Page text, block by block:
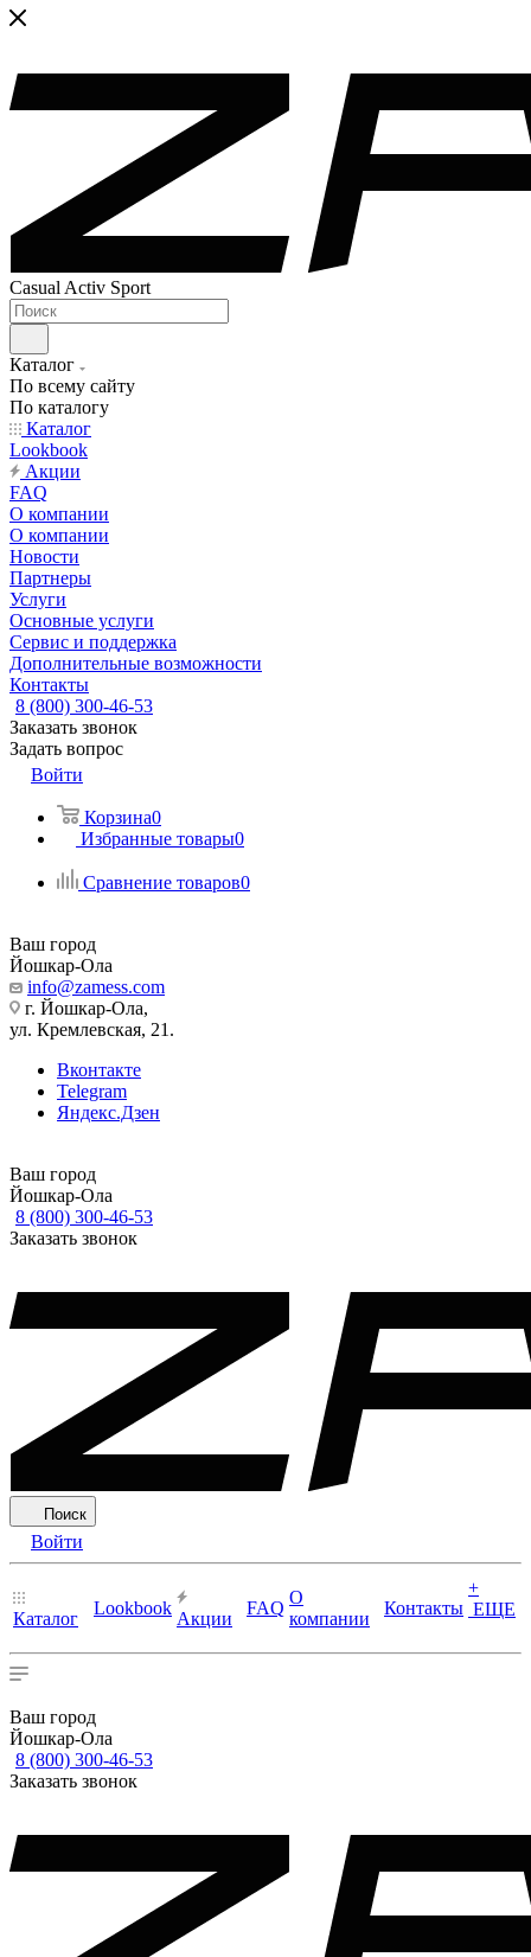
Casual Activ Sport
Каталог
По всему сайту
По каталогу
Каталог
Lookbook
Акции
FAQ
О компании
О компании
Новости
Партнеры
Услуги
Основные услуги
Сервис и поддержка
Дополнительные возможности
Контакты
8 (800) 300-46-53
Заказать звонок
Задать вопрос
Войти
Корзина0
Избранные товары0
Сравнение товаров0
Ваш город
Йошкар-Ола
info@zamess.com
г. Йошкар-Ола,
ул. Кремлевская, 21.
Вконтакте
Telegram
Яндекс.Дзен
Ваш город
Йошкар-Ола
8 (800) 300-46-53
Заказать звонок
Поиск
Войти
Каталог
Lookbook
Акции
FAQ
О
компании
Контакты
+
ЕЩЕ
Ваш город
Йошкар-Ола
8 (800) 300-46-53
Заказать звонок